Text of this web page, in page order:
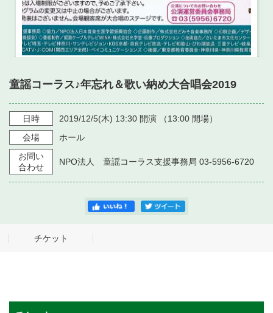
童謡コーラス♪年忘れ＆歌い納め大合唱会2019
日時 2019/12/5(木) 13:30 開演 （13:00 開場）
会場
ホール
お問い
合わせ
NPO法人 童謡コーラス支援事務局 03-5956-6720
チケット